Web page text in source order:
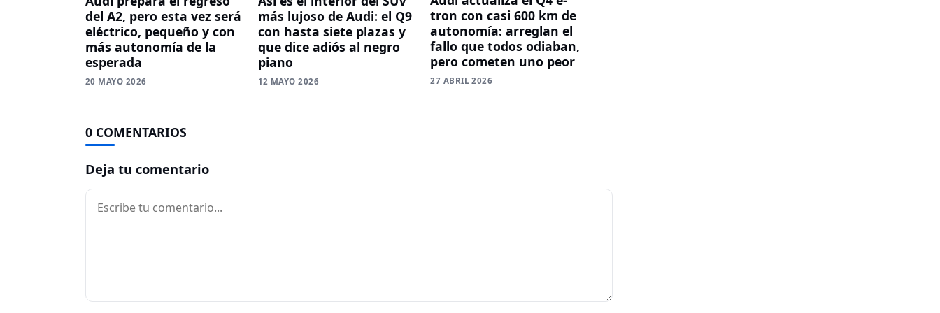
del A2, pero esta vez será
eléctrico, pequeño y con
más autonomía de la
esperada
20 MAYO 2026
más lujoso de Audi: el Q9
con hasta siete plazas y
que dice adiós al negro
piano
12 MAYO 2026
tron con casi 600 km de
autonomía: arreglan el
fallo que todos odiaban,
pero cometen uno peor
27 ABRIL 2026
0 COMENTARIOS
Deja tu comentario
Comentario